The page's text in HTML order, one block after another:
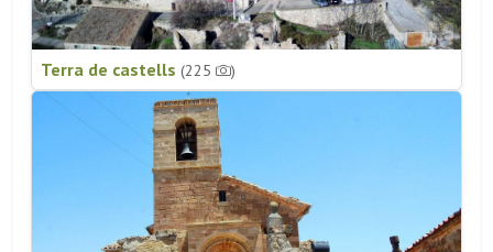
Terra de castells (225 )